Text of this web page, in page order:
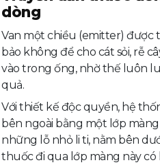
dòng
Van một chiều (emitter) được
bảo không để cho cát sỏi, rễ
vào trong ống, nhờ thế luôn
quả.
Với thiết kế độc quyền, hệ
bên ngoài bằng một lớp
những lỗ nhỏ li ti, nằm bên
thuốc đi qua lớp màng này